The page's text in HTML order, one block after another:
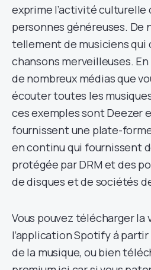
exprime l’activité culturelle
personnes généreuses. De
tellement de musiciens qui
chansons merveilleuses.
de nombreux médias que
écouter toutes les
ces exemples sont Deezer
fournissent une plate-
en continu qui fournissent
protégée par DRM et des
de disques et de sociétés
Vous pouvez télécharger la
l’application Spotify á
de la musique, ou bien